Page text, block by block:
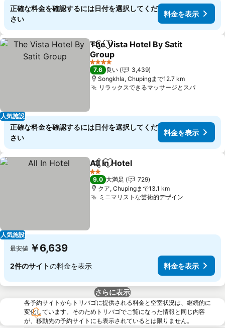
正確な料金を確認するには日付を選択してくだ
さい
料金を表示
人気施設
シェアお気に入りに追加
The Vista Hotel By Satit
Group
料金を表示
4 ホテルのランク
7.6 良い
3,439
Songkhla, Chupingまで12.7 km
リラックスできるマッサージとスパ料金を
正確な料金を確認するには日付を選択してくだ
さい
料金を表示
人気施設
シェアお気に入りに追加
All In Hotel
2 ホテルのランク
9.0 大満足
729
クア, Chupingまで13.1 km
ミニマリストな芸術的デザイン
最安値 ￥6,639
2件のサイトの料金を表示 料金を表示
さらに表示
各予約サイトからトリバゴに提供される料金と空室状況は、継続的に
変化しています。そのためトリバゴでご覧になった情報と同じ内容
が、移動先の予約サイトにも表示されているとは限りません。